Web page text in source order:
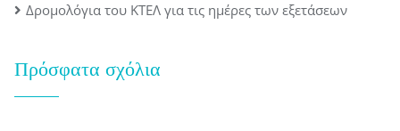
Δρομολόγια του ΚΤΕΛ για τις ημέρες των εξετάσεων
Πρόσφατα σχόλια